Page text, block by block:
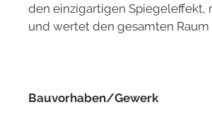
den einzigartigen Spiegeleffekt,
und wertet den gesamten Raum
Bauvorhaben/Gewerk